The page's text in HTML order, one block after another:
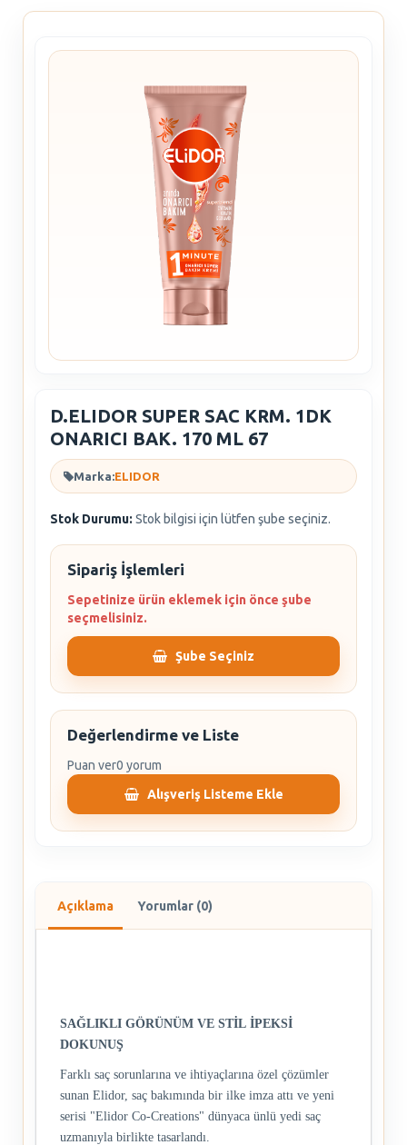
D.ELIDOR SUPER SAC KRM. 1DK
ONARICI BAK. 170 ML 67
Marka:ELIDOR
Stok Durumu: Stok bilgisi için lütfen şube seçiniz.
Sipariş İşlemleri
Sepetinize ürün eklemek için önce şube
seçmelisiniz.
Şube Seçiniz
Değerlendirme ve Liste
Puan ver0 yorum
Alışveriş Listeme Ekle
Açıklama Yorumlar (0)
SAĞLIKLI GÖRÜNÜM VE STİL İPEKSİ
DOKUNUŞ
Farklı saç sorunlarına ve ihtiyaçlarına özel çözümler
sunan Elidor, saç bakımında bir ilke imza attı ve yeni
serisi "Elidor Co-Creations" dünyaca ünlü yedi saç
uzmanıyla birlikte tasarlandı.